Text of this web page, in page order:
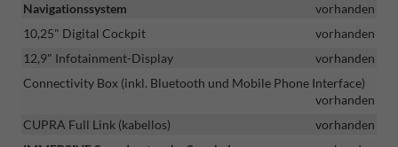
Navigationssystem
vorhanden
10,25" Digital Cockpit
vorhanden
12,9" Infotainment-Display
vorhanden
Connectivity Box (inkl. Bluetooth und Mobile Phone Interface)
vorhanden
CUPRA Full Link (kabellos)
vorhanden